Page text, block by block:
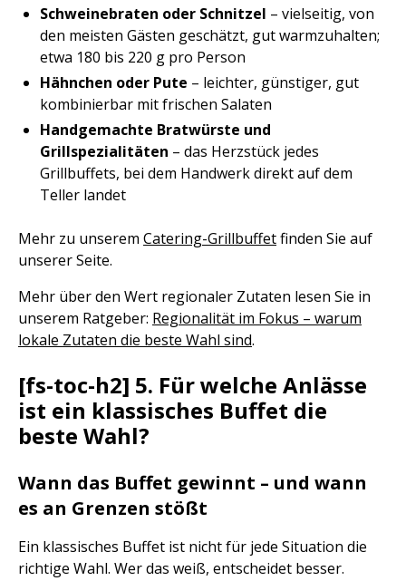
Schweinebraten oder Schnitzel – vielseitig, von
den meisten Gästen geschätzt, gut warmzuhalten;
etwa 180 bis 220 g pro Person
Hähnchen oder Pute – leichter, günstiger, gut
kombinierbar mit frischen Salaten
Handgemachte Bratwürste und
Grillspezialitäten – das Herzstück jedes
Grillbuffets, bei dem Handwerk direkt auf dem
Teller landet
Mehr zu unserem Catering-Grillbuffetfinden Sie auf
unserer Seite.
Mehr über den Wert regionaler Zutaten lesen Sie in
unserem Ratgeber: Regionalität im Fokus – warum
lokale Zutaten die beste Wahl sind.
[fs-toc-h2] 5. Für welche Anlässe
ist ein klassisches Buffet die
beste Wahl?
Wann das Buffet gewinnt – und wann
es an Grenzen stößt
Ein klassisches Buffet ist nicht für jede Situation die
richtige Wahl. Wer das weiß, entscheidet besser.